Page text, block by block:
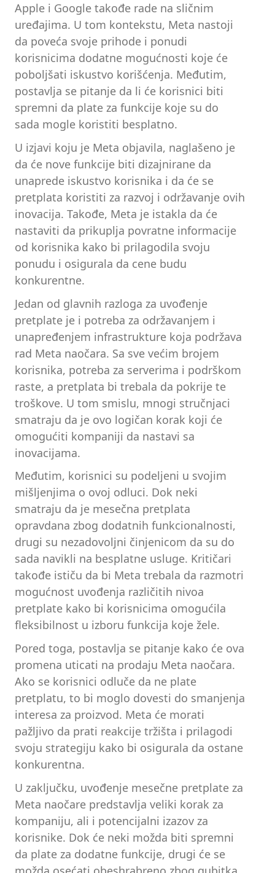
Apple i Google takođe rade na sličnim
uređajima. U tom kontekstu, Meta nastoji
da poveća svoje prihode i ponudi
korisnicima dodatne mogućnosti koje će
poboljšati iskustvo korišćenja. Međutim,
postavlja se pitanje da li će korisnici biti
spremni da plate za funkcije koje su do
sada mogle koristiti besplatno.
U izjavi koju je Meta objavila, naglašeno je
da će nove funkcije biti dizajnirane da
unaprede iskustvo korisnika i da će se
pretplata koristiti za razvoj i održavanje ovih
inovacija. Takođe, Meta je istakla da će
nastaviti da prikuplja povratne informacije
od korisnika kako bi prilagodila svoju
ponudu i osigurala da cene budu
konkurentne.
Jedan od glavnih razloga za uvođenje
pretplate je i potreba za održavanjem i
unapređenjem infrastrukture koja podržava
rad Meta naočara. Sa sve većim brojem
korisnika, potreba za serverima i podrškom
raste, a pretplata bi trebala da pokrije te
troškove. U tom smislu, mnogi stručnjaci
smatraju da je ovo logičan korak koji će
omogućiti kompaniji da nastavi sa
inovacijama.
Međutim, korisnici su podeljeni u svojim
mišljenjima o ovoj odluci. Dok neki
smatraju da je mesečna pretplata
opravdana zbog dodatnih funkcionalnosti,
drugi su nezadovoljni činjenicom da su do
sada navikli na besplatne usluge. Kritičari
takođe ističu da bi Meta trebala da razmotri
mogućnost uvođenja različitih nivoa
pretplate kako bi korisnicima omogućila
fleksibilnost u izboru funkcija koje žele.
Pored toga, postavlja se pitanje kako će ova
promena uticati na prodaju Meta naočara.
Ako se korisnici odluče da ne plate
pretplatu, to bi moglo dovesti do smanjenja
interesa za proizvod. Meta će morati
pažljivo da prati reakcije tržišta i prilagodi
svoju strategiju kako bi osigurala da ostane
konkurentna.
U zaključku, uvođenje mesečne pretplate za
Meta naočare predstavlja veliki korak za
kompaniju, ali i potencijalni izazov za
korisnike. Dok će neki možda biti spremni
da plate za dodatne funkcije, drugi će se